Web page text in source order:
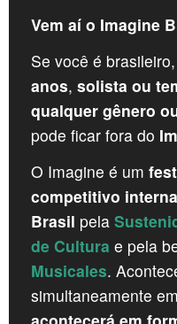
Vem aí o Imagine
Se você é
anos, solista ou
qualquer gênero
pode ficar fora do
O Imagine é um
competitivo
Brasil pela
de Cultura e pela
Musicales.
simultaneamente